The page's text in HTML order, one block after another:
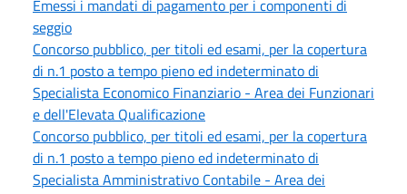
Emessi i mandati di pagamento per i componenti di
seggio
Concorso pubblico, per titoli ed esami, per la copertura
di n.1 posto a tempo pieno ed indeterminato di
Specialista Economico Finanziario - Area dei Funzionari
e dell'Elevata Qualificazione
Concorso pubblico, per titoli ed esami, per la copertura
di n.1 posto a tempo pieno ed indeterminato di
Specialista Amministrativo Contabile - Area dei